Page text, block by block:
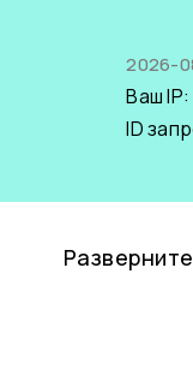
2026-
Ваш IP:
ID